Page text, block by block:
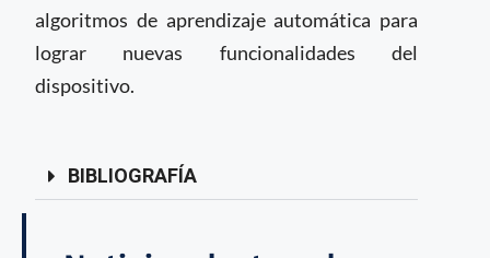
algoritmos de aprendizaje automática para
lograr nuevas funcionalidades del
dispositivo.
BIBLIOGRAFÍA